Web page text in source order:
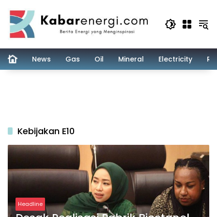
content
News Gas Oil Mineral Electricity
Kebijakan E10
Headline